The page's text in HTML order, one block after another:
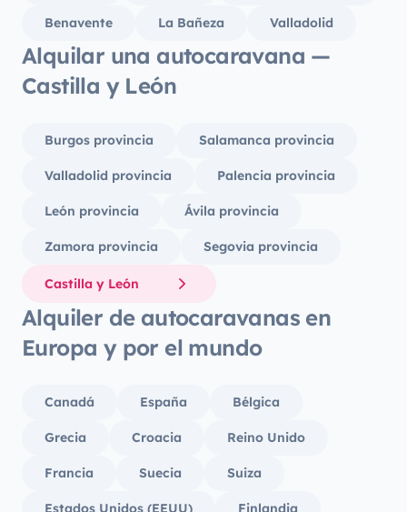
Benavente La Bañeza Valladolid
Alquilar una autocaravana —
Castilla y León
Burgos provincia Salamanca provincia
Valladolid provincia Palencia provincia
León provincia Ávila provincia
Zamora provincia Segovia provincia
Castilla y León
Alquiler de autocaravanas en
Europa y por el mundo
Canadá España Bélgica
Grecia Croacia Reino Unido
Francia Suecia Suiza
Estados Unidos (EEUU) Finlandia